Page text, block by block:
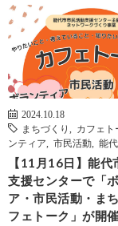
2024.10.18
まちづくり
カフェト
ンティア
市民活動 能
【11月16日】能代
支援センターで「
ア・市民活動・ま
フェトーク」が開